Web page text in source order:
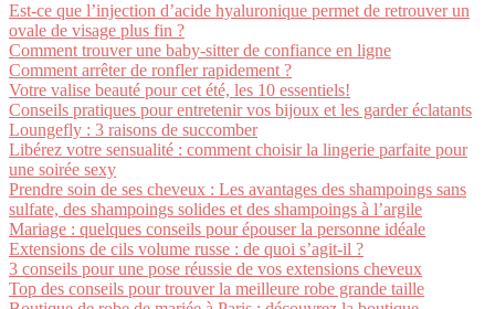
Est-ce que l’injection d’acide hyaluronique permet de retrouver un
ovale de visage plus fin ?
Comment trouver une baby-sitter de confiance en ligne
Comment arrêter de ronfler rapidement ?
Votre valise beauté pour cet été, les 10 essentiels!
Conseils pratiques pour entretenir vos bijoux et les garder éclatants
Loungefly : 3 raisons de succomber
Libérez votre sensualité : comment choisir la lingerie parfaite pour
une soirée sexy
Prendre soin de ses cheveux : Les avantages des shampoings sans
sulfate, des shampoings solides et des shampoings à l’argile
Mariage : quelques conseils pour épouser la personne idéale
Extensions de cils volume russe : de quoi s’agit-il ?
3 conseils pour une pose réussie de vos extensions cheveux
Top des conseils pour trouver la meilleure robe grande taille